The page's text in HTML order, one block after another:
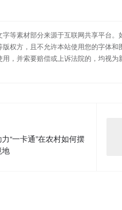
等素材部分来源于互联网共享平台
权方，且不允许本站使用您的字体
，并索要赔偿或上诉法院的，均视
“一卡通”在农村如何摆